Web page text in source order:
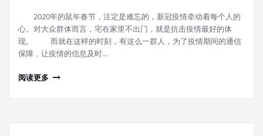
2020年的鼠年春节，注定是难忘的，新冠疫情牵动着每个人的
心。对大众群体而言，宅在家里不出门，就是抗击疫情最好的体
现。 而就在这样的时刻，有这么一群人，为了疫情期间的通信
保障，让疫情的信息及时…
阅读更多